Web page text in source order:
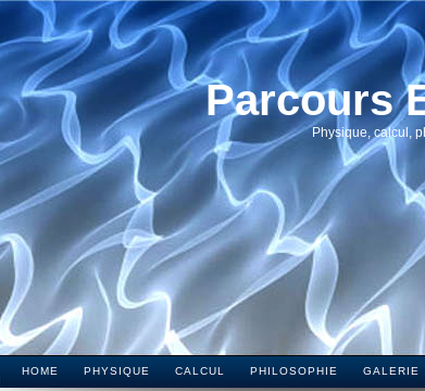
Parcours
Physique, calcul,
HOME PHYSIQUE CALCUL PHILOSOPHIE GALERIE